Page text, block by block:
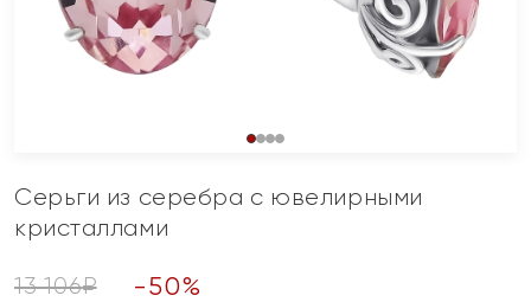
Серьги из серебра с ювелирными
кристаллами
13 106₽ -50%